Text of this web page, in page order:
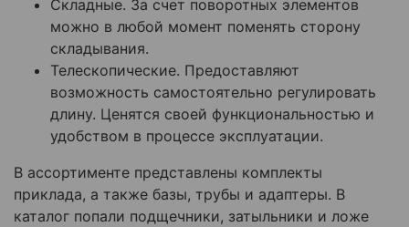
Складные. За счет поворотных элементов
можно в любой момент поменять сторону
складывания.
Телескопические. Предоставляют
возможность самостоятельно регулировать
длину. Ценятся своей функциональностью и
удобством в процессе эксплуатации.
В ассортименте представлены комплекты
приклада, а также базы, трубы и адаптеры. В
каталог попали подщечники, затыльники и ложе